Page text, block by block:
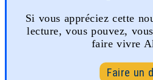
Si vous appréciez cette
lecture, vous pouvez,
faire vivre
Faire un